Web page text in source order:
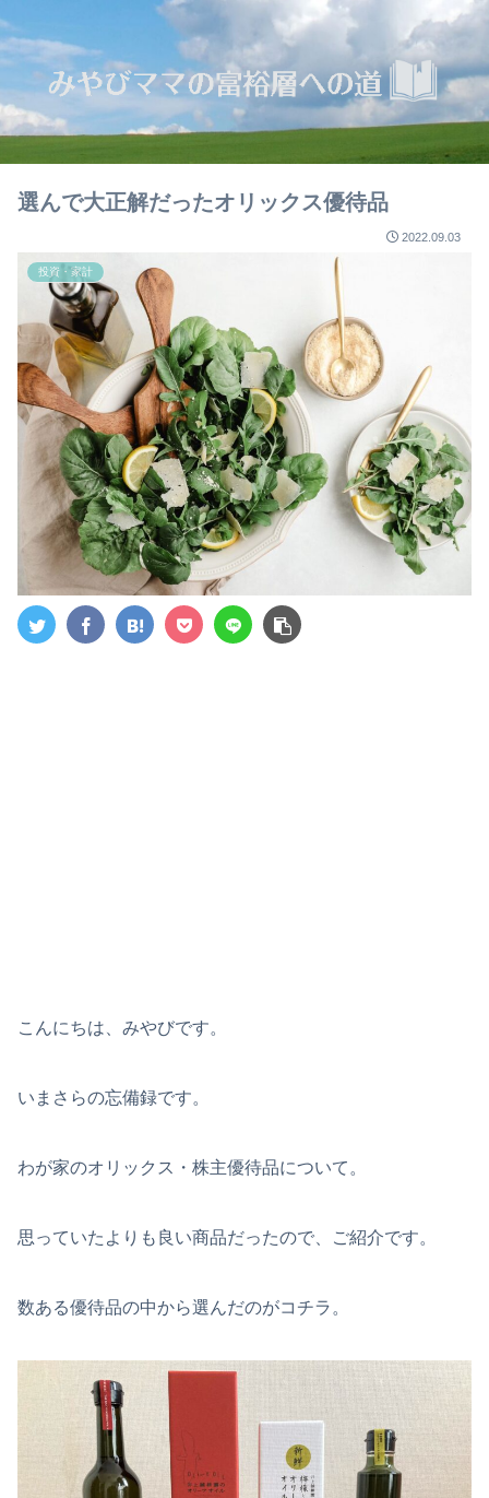
選んで大正解だったオリックス優待品
2022.09.03
投資・家計
こんにちは、みやびです。
いまさらの忘備録です。
わが家のオリックス・株主優待品について。
思っていたよりも良い商品だったので、ご紹介です。
数ある優待品の中から選んだのがコチラ。